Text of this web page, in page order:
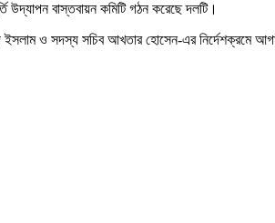
উদ্‌যাপন বাস্তবায়ন কমিটি গঠন করেছে দলটি।
ও সদস্য সচিব আখতার হোসেন-এর নির্দেশক্রমে